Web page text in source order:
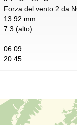
Forza del vento 2 da
13.92 mm
7.3 (alto)
06:09
20:45